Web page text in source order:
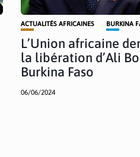
ACTUALITÉS AFRICAINES BURKINA
L’Union africaine
la libération d’Ali
Burkina Faso
06/06/2024